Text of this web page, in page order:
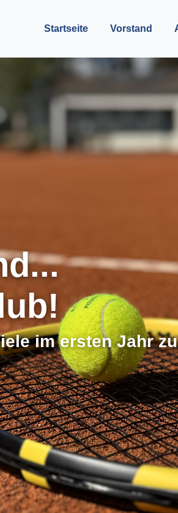
Startseite Vorstand
im ersten Jahr